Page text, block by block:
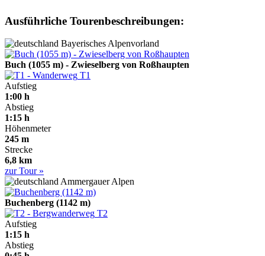
Ausführliche Tourenbeschreibungen:
Bayerisches Alpenvorland
Buch (1055 m) - Zwieselberg von Roßhaupten
T1
Aufstieg
1:00 h
Abstieg
1:15 h
Höhenmeter
245 m
Strecke
6,8 km
zur Tour »
Ammergauer Alpen
Buchenberg (1142 m)
T2
Aufstieg
1:15 h
Abstieg